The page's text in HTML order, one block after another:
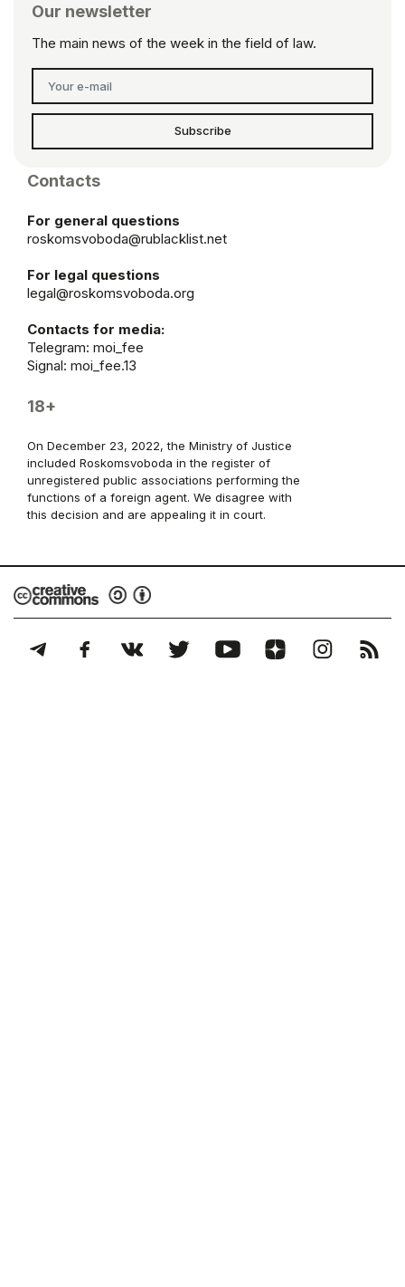
Our newsletter
The main news of the week in the field of law.
Subscribe
Contacts
For general questions
roskomsvoboda@rublacklist.net
For legal questions
legal@roskomsvoboda.org
Contacts for media:
Telegram: moi_fee
Signal: moi_fee.13
18+
On December 23, 2022, the Ministry of Justice
included Roskomsvoboda in the register of
unregistered public associations performing the
functions of a foreign agent. We disagree with
this decision and are appealing it in court.